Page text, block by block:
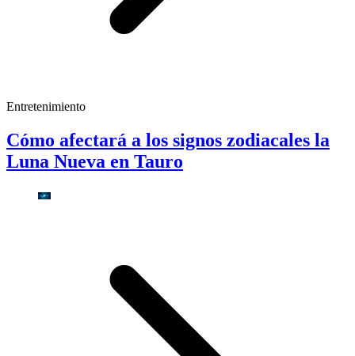
Entretenimiento
Cómo afectará a los signos zodiacales la
Luna Nueva en Tauro